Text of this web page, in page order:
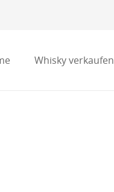
Whisky verkaufen